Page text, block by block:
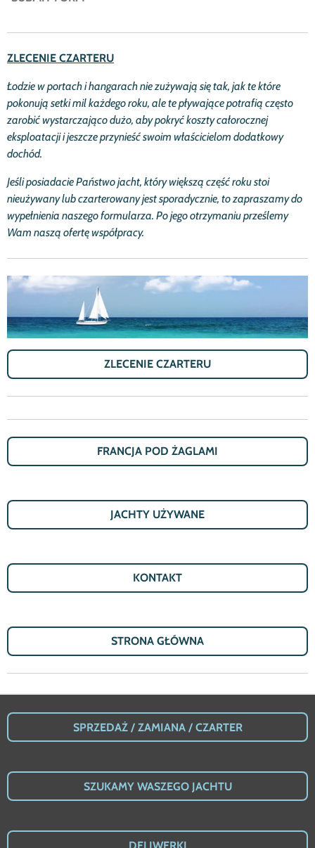
ZLECENIE CZARTERU
Łodzie w portach i hangarach nie zużywają się tak, jak te które
pokonują setki mil każdego roku, ale te pływające potrafią często
zarobićwystarczająco dużo, aby pokryćkoszty całorocznej
eksploatacji i jeszcze przynieśćswoim właścicielom dodatkowy
dochód.
Jeśli posiadacie Państwo jacht, który większą częśćroku stoi
nieużywany lub czarterowany jest sporadycznie, to zapraszamy do
wypełnienia naszego formularza. Po jego otrzymaniu prześlemy
Wam naszą ofertę współpracy.
ZLECENIE CZARTERU
FRANCJA POD ŻAGLAMI
JACHTY UŻYWANE
KONTAKT
STRONA GŁÓWNA
SPRZEDAŻ /ZAMIANA / CZARTER
SZUKAMY WASZEGO JACHTU
DELIWERKI